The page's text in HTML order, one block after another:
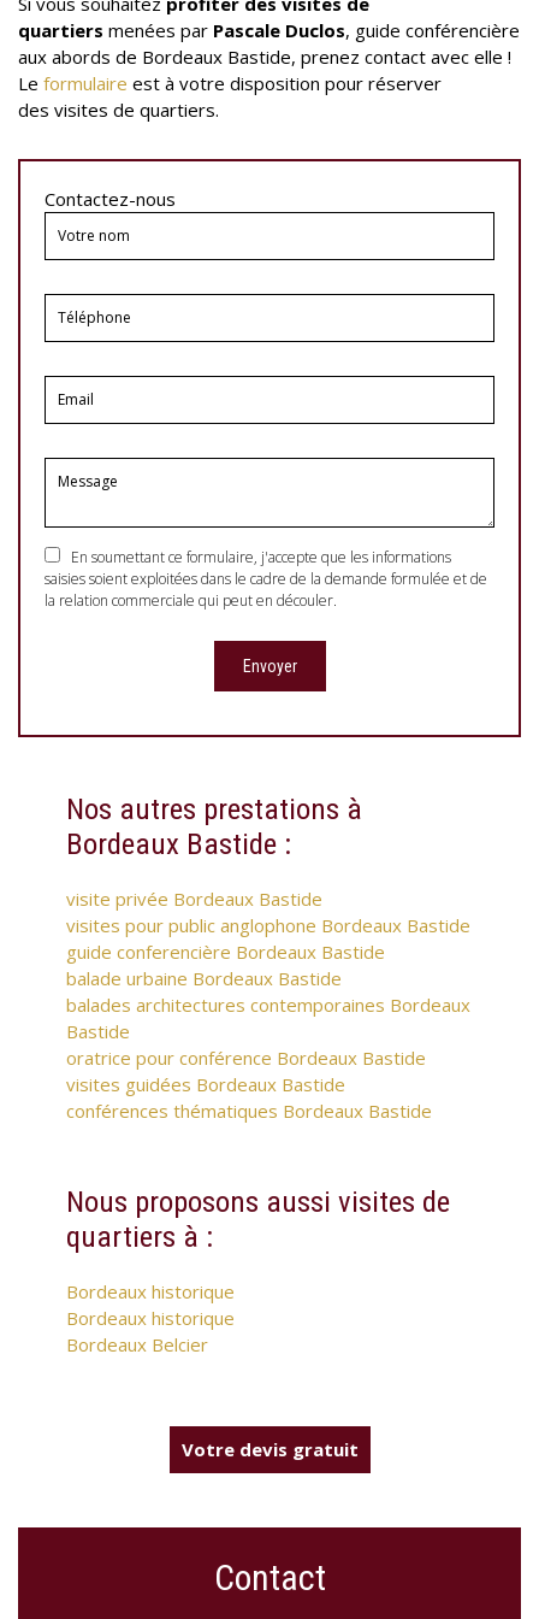
quartiers menées par Pascale Duclos, guide conférencière
aux abords de Bordeaux Bastide, prenez contact avec elle !
Le formulaire est à votre disposition pour réserver
des visites de quartiers.
Contactez-nous
En soumettant ce formulaire, j'accepte que les informations
saisies soient exploitées dans le cadre de la demande formulée et de
la relation commerciale qui peut en découler.
Nos autres prestations à
Bordeaux Bastide :
visite privée Bordeaux Bastide
visites pour public anglophone Bordeaux Bastide
guide conferencière Bordeaux Bastide
balade urbaine Bordeaux Bastide
balades architectures contemporaines Bordeaux
Bastide
oratrice pour conférence Bordeaux Bastide
visites guidées Bordeaux Bastide
conférences thématiques Bordeaux Bastide
Nous proposons aussi visites de
quartiers à :
Bordeaux historique
Bordeaux historique
Bordeaux Belcier
Votre devis gratuit
Contact